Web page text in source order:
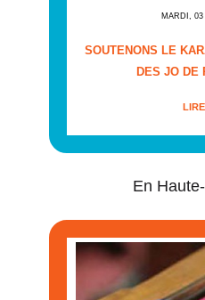
MARDI, 03
SOUTENONS LE
DES JO DE
En